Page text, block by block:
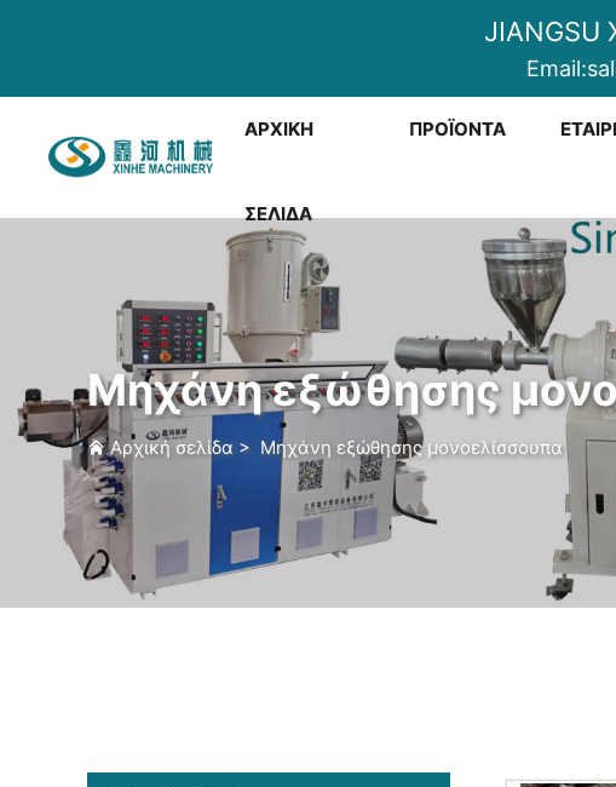
JIANGSU
Email:
ΑΡΧΙΚΉ
ΣΕΛΊΔΑ
ΠΡΟΪΌΝΤΑ
Μηχάνη εξώθησης
Αρχική σελίδα > Μηχάνη εξώθησης μονοελίσσουπα